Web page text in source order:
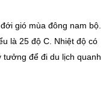
gió mùa đông nam bộ.
là 25 độ C. Nhiệt độ có
tưởng để đi du lịch quanh